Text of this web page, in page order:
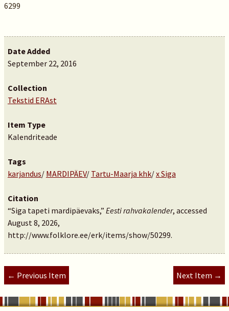
6299
Date Added
September 22, 2016
Collection
Tekstid ERAst
Item Type
Kalendriteade
Tags
karjandus/ MARDIPÄEV/ Tartu-Maarja khk/x Siga
Citation
“Siga tapeti mardipäevaks,” Eesti rahvakalender, accessed
August 8, 2026,
http://www.folklore.ee/erk/items/show/50299.
← Previous Item Next Item →